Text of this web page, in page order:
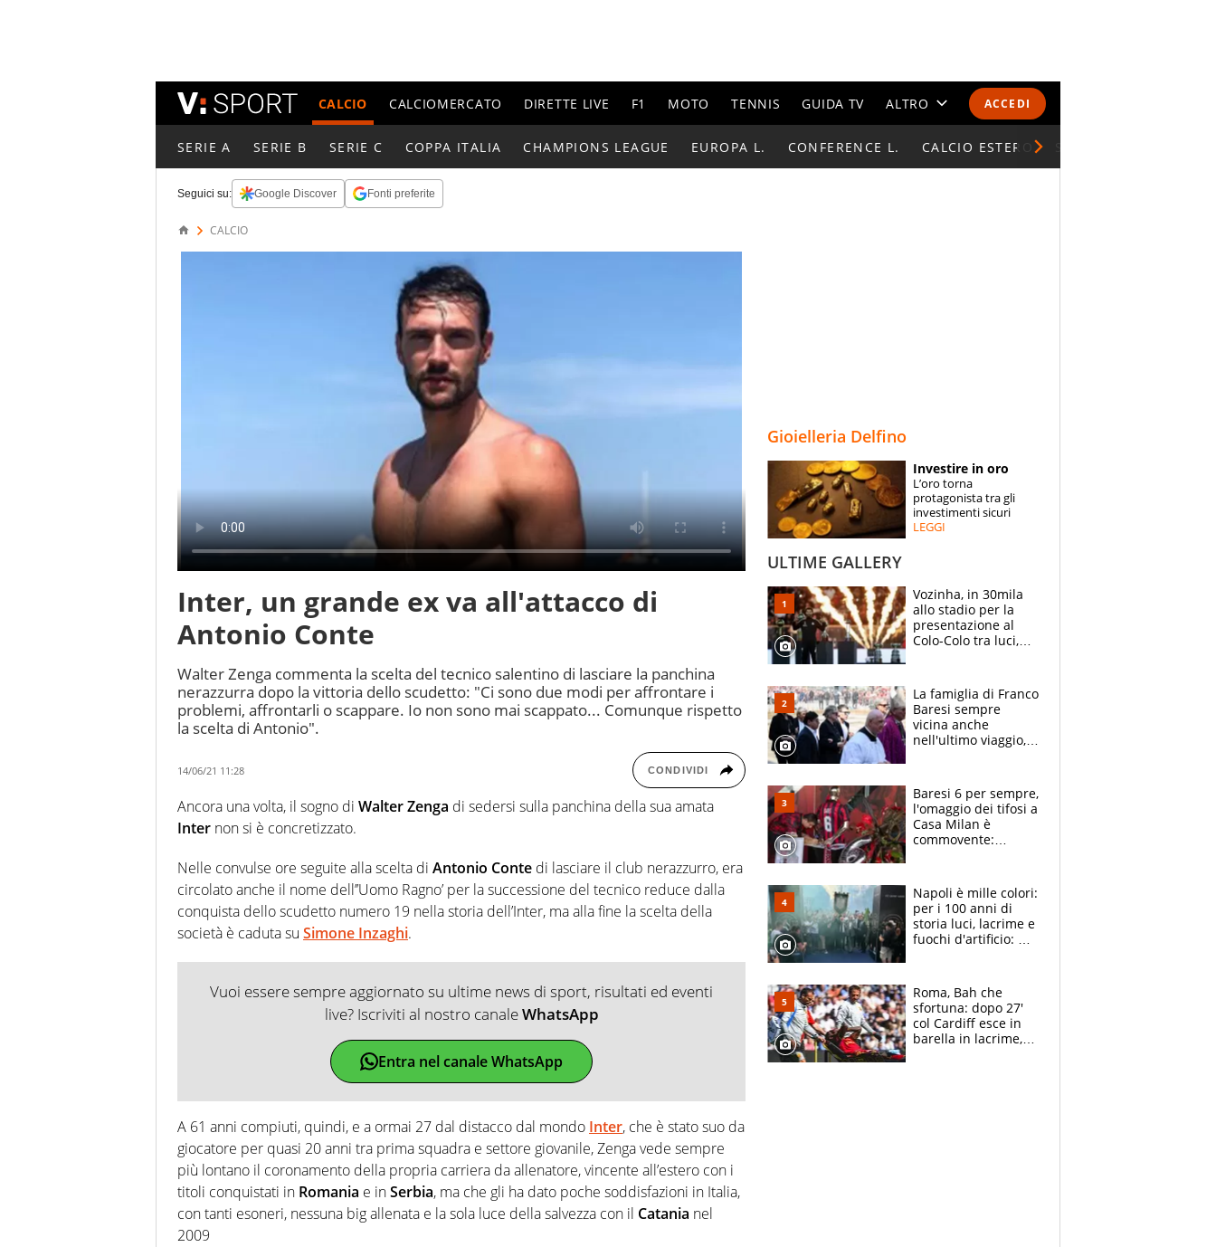
ACCEDI
CALCIO CALCIOMERCATO DIRETTE LIVE F1 MOTO TENNIS GUIDA TV ALTRO
CALENDARI E CLASSIFICHE
ESPERTI
CONTATTI
SERIE A SERIE B SERIE C COPPA ITALIA CHAMPIONS LEAGUE EUROPA L. CONFERENCE L. CALCIO ESTERO
Seguici su: Google Discover Fonti preferite
CALCIO
Inter, un grande ex va all'attacco di
Antonio Conte
Walter Zenga commenta la scelta del tecnico salentino di lasciare la panchina
nerazzurra dopo la vittoria dello scudetto: "Ci sono due modi per affrontare i
problemi, affrontarli o scappare. Io non sono mai scappato... Comunque rispetto
la scelta di Antonio".
14/06/21 11:28 CONDIVIDI
Ancora una volta, il sogno di Walter Zenga di sedersi sulla panchina della sua amata
Inter non si è concretizzato.
Nelle convulse ore seguite alla scelta di Antonio Conte di lasciare il club nerazzurro, era
circolato anche il nome dell’’Uomo Ragno’ per la successione del tecnico reduce dalla
conquista dello scudetto numero 19 nella storia dell’Inter, ma alla fine la scelta della
società è caduta su Simone Inzaghi.
Vuoi essere sempre aggiornato su ultime news di sport, risultati ed eventi
live? Iscriviti al nostro canaleWhatsApp
Entra nel canale WhatsApp
A 61 anni compiuti, quindi, e a ormai 27 dal distacco dal mondo Inter, che è stato suo da
giocatore per quasi 20 anni tra prima squadra e settore giovanile, Zenga vede sempre
più lontano il coronamento della propria carriera da allenatore, vincente all’estero con i
titoli conquistati in Romania e inSerbia, ma che gli ha dato poche soddisfazioni in Italia,
con tanti esoneri, nessuna big allenata e la sola luce della salvezza con il Catania nel
2009
Gioielleria Delfino
Investire in oro
L’oro torna
protagonista tra gli
investimenti sicuri
LEGGI
ULTIME GALLERY
Vozinha, in 30mila
allo stadio per la
presentazione al
Colo-Colo tra luci,
La famiglia di Franco
Baresi sempre
vicina anche
nell'ultimo viaggio,
circondati
dall'affetto dei tifosi
Baresi 6 per sempre,
l'omaggio dei tifosi a
Casa Milan è
commovente:
bigliettini
Napoli è mille colori:
per i 100 anni di
storia luci, lacrime e
fuochi d'artificio: De
Roma, Bah che
sfortuna: dopo 27'
col Cardiff esce in
barella in lacrime,